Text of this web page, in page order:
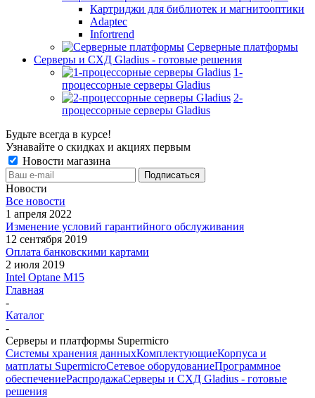
Картриджи для библиотек и магнитооптики
Adaptec
Infortrend
Серверные платформы
Серверы и СХД Gladius - готовые решения
1-
процессорные серверы Gladius
2-
процессорные серверы Gladius
Будьте всегда в курсе!
Узнавайте о скидках и акциях первым
Новости магазина
Новости
Все новости
1 апреля 2022
Изменение условий гарантийного обслуживания
12 сентября 2019
Оплата банковскими картами
2 июля 2019
Intel Optane M15
Главная
-
Каталог
-
Серверы и платформы Supermicro
Системы хранения данныхКомплектующиеКорпуса и
матплаты SupermicroСетевое оборудованиеПрограммное
обеспечениеРаспродажаСерверы и СХД Gladius - готовые
решения